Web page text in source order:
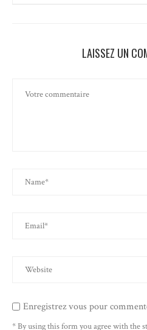
LAISSEZ UN
Enregistrez vous pour
* By using this form you agree with the